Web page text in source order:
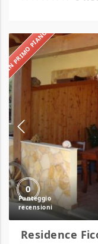
IN PRIMO PIANO
0
Residence